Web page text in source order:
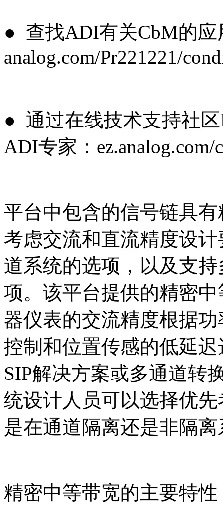
● 查找ADI有关CbM的应
analog.com/Pr221221/
● 通过在线技术支持社
ADI专家：ez.analog.com/
平台中包含的信号链具
考虑交流和直流精度设
道系统的选项，以及支
项。该平台提供的精密
器仪表的交流精度根据
控制和位置传感的低延
SIP解决方案或多通道转
统设计人员可以选择优
是在通道隔离还是非隔
精密中等带宽的主要特性